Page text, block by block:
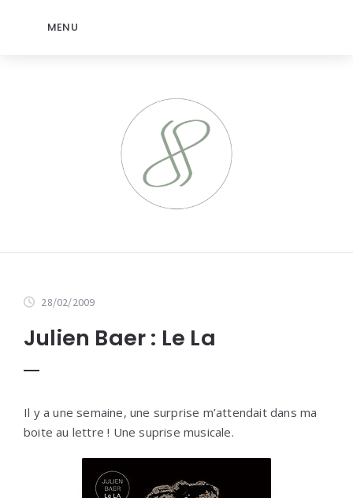
MENU
28/02/2009
Julien Baer : Le La
Il y a une semaine, une surprise m’attendait dans ma
boite au lettre ! Une suprise musicale.